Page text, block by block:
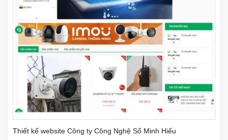
Thiết kế website Công ty Công Nghệ Số Minh Hiếu